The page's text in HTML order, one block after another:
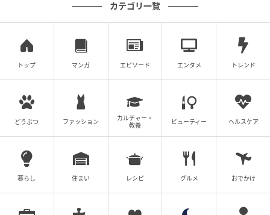
休憩時間は自由利用が原則のため、一人で外食中など
に体調を崩しても、基本的には業務災害とは認められ
にくい傾向にあります。ただし、社内の施設（食堂や
オフィス）の不備が原因であれば、認められる可能性
があります。
労災申請するには
カテゴリ一覧
トップ マンガ エピソード エンタメ トレンド
どうぶつ ファッション
カルチャー・
教養
ビューティー ヘルスケア
暮らし 住まい レシピ グルメ おでかけ